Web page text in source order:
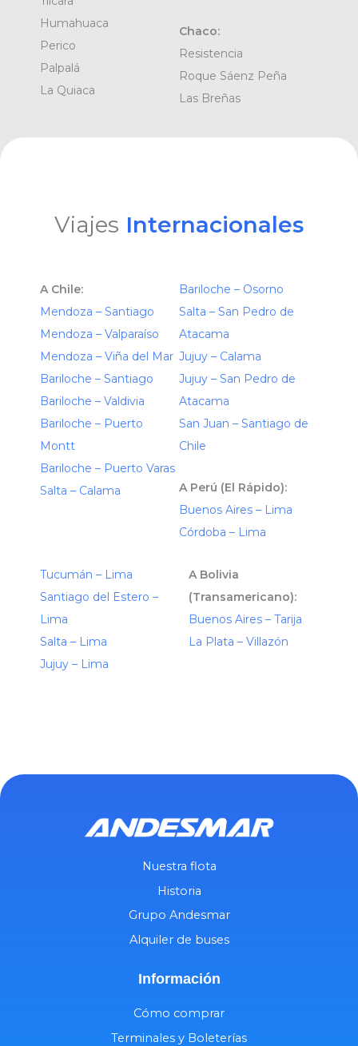
Humahuaca
Perico
Palpalá
La Quiaca
Chaco:
Resistencia
Roque Sáenz Peña
Las Breñas
Viajes Internacionales
A Chile:
Mendoza – Santiago
Mendoza – Valparaíso
Mendoza – Viña del Mar
Bariloche – Santiago
Bariloche – Valdivia
Bariloche – Puerto
Montt
Bariloche – Puerto Varas
Salta – Calama
Bariloche – Osorno
Salta – San Pedro de
Atacama
Jujuy – Calama
Jujuy – San Pedro de
Atacama
San Juan – Santiago de
Chile
A Perú (El Rápido):
Buenos Aires – Lima
Córdoba – Lima
Tucumán – Lima
Santiago del Estero –
Lima
Salta – Lima
Jujuy – Lima
A Bolivia
(Transamericano):
Buenos Aires – Tarija
La Plata – Villazón
Nuestra flota
Historia
Grupo Andesmar
Alquiler de buses
Información
Cómo comprar
Terminales y Boleterías